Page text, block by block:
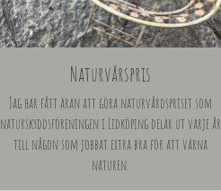
Naturvårspris
Jag har fått äran att göra naturvårdspriset som
naturskyddsföreningen i Lidköping delar ut varje år
till någon som jobbat extra bra för att värna
naturen.